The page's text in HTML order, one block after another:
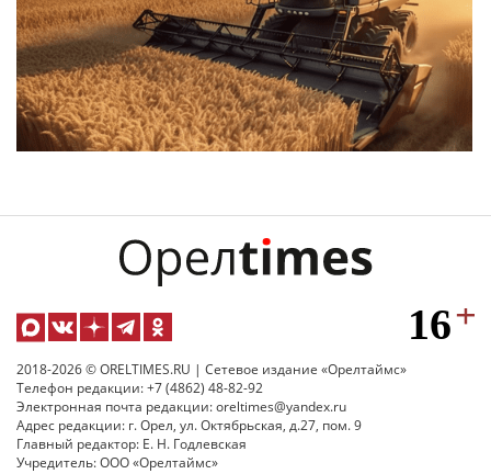
2018-2026 © ORELTIMES.RU | Сетевое издание «Орелтаймс»
Телефон редакции: +7 (4862) 48-82-92
Электронная почта редакции: oreltimes@yandex.ru
Адрес редакции: г. Орел, ул. Октябрьская, д.27, пом. 9
Главный редактор: Е. Н. Годлевская
Учредитель: ООО «Орелтаймс»